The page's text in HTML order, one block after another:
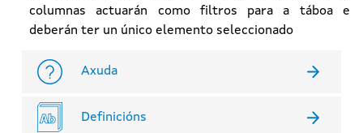
columnas actuarán como filtros para a táboa e
deberán ter un único elemento seleccionado
Axuda
Definicións